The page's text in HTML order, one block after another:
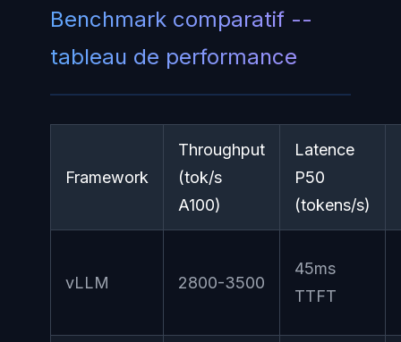
Benchmark comparatif --
tableau de performance
Framework
Throughput
(tok/s
A100)
Latence
P50
(tokens/s)
vLLM 2800-3500
45ms
TTFT